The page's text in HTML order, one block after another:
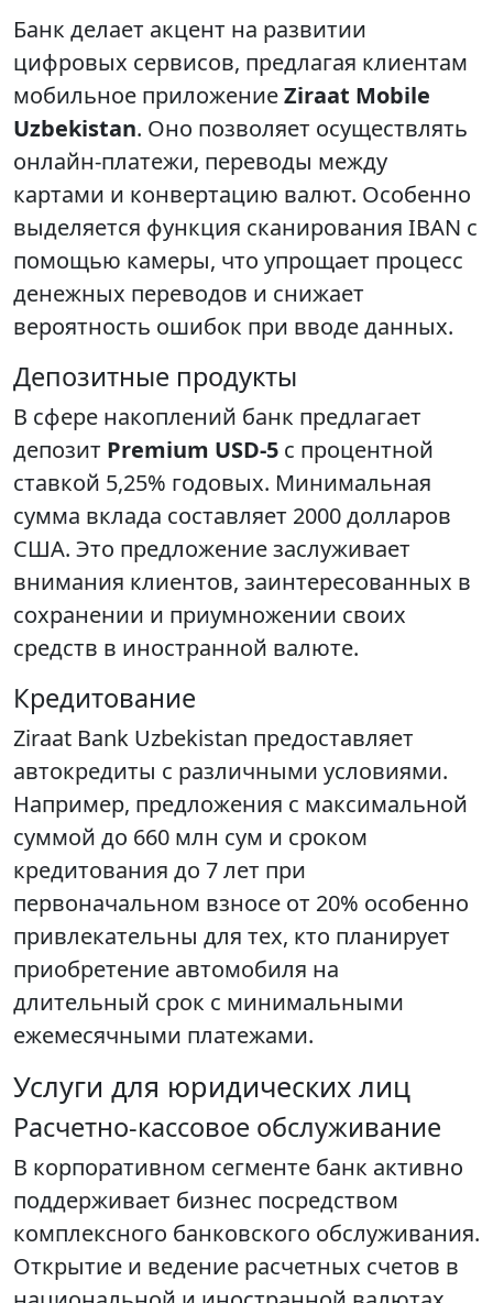
Банк делает акцент на развитии
цифровых сервисов, предлагая клиентам
мобильное приложениеZiraat Mobile
Uzbekistan. Оно позволяет осуществлять
онлайн-платежи, переводы между
картами и конвертацию валют. Особенно
выделяется функция сканирования IBAN с
помощью камеры, что упрощает процесс
денежных переводов и снижает
вероятность ошибок при вводе данных.
Депозитные продукты
В сфере накоплений банк предлагает
депозит Premium USD-5 с процентной
ставкой 5,25% годовых. Минимальная
сумма вклада составляет 2000 долларов
США. Это предложение заслуживает
внимания клиентов, заинтересованных в
сохранении и приумножении своих
средств в иностранной валюте.
Кредитование
Ziraat Bank Uzbekistan предоставляет
автокредиты с различными условиями.
Например, предложения с максимальной
суммой до 660 млн сум и сроком
кредитования до 7 лет при
первоначальном взносе от 20% особенно
привлекательны для тех, кто планирует
приобретение автомобиля на
длительный срок с минимальными
ежемесячными платежами.
Услуги для юридических лиц
Расчетно-кассовое обслуживание
В корпоративном сегменте банк активно
поддерживает бизнес посредством
комплексного банковского обслуживания.
Открытие и ведение расчетных счетов в